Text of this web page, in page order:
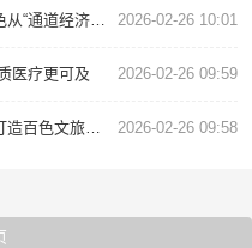
王大理委员：抢抓运河机遇 推动百色从“通道经济”迈向“产业经济” 2026-02-26 10:01
医疗更可及 2026-02-26 09:59
李萍委员：系统培育研学旅行产业 打造百色文旅新业态 2026-02-26 09:58